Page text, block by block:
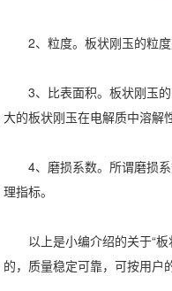
2、粒度。板状刚玉的粒度
3、比表面积。板状刚玉的
大的板状刚玉在电解质中溶解
4、磨损系数。所谓磨损系
理指标。
以上是小编介绍的关于“板
的，质量稳定可靠，可按用户